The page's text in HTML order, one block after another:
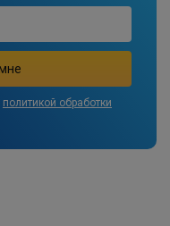
политикой обработки